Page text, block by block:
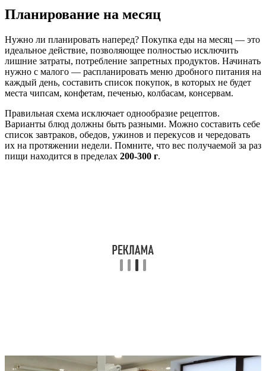
Планирование на месяц
Нужно ли планировать наперед? Покупка еды на месяц — это
идеальное действие, позволяющее полностью исключить
лишние затраты, потребление запретных продуктов. Начинать
нужно с малого — распланировать меню дробного питания на
каждый день, составить список покупок, в которых не будет
места чипсам, конфетам, печенью, колбасам, консервам.
Правильная схема исключает однообразие рецептов.
Варианты блюд должны быть разными. Можно составить себе
список завтраков, обедов, ужинов и перекусов и чередовать
их на протяжении недели. Помните, что вес получаемой за раз
пищи находится в пределах 200-300 г.